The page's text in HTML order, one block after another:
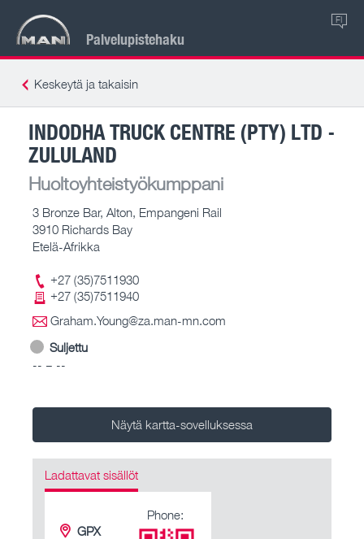
Palvelupistehaku
FI
Keskeytä ja takaisin
INDODHA TRUCK CENTRE (PTY) LTD -
ZULULAND
Huoltoyhteistyökumppani
3 Bronze Bar, Alton, Empangeni Rail
3910 Richards Bay
Etelä-Afrikka
+27 (35)7511930
+27 (35)7511940
Graham.Young@za.man-mn.com
Suljettu
-- – --
Näytä kartta-sovelluksessa
Ladattavat sisällöt
GPX
Phone: